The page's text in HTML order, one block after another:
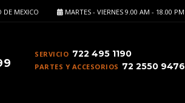
MARTES - VIERNES 9.00 AM - 18.00 PM
DE MEXICO
SERVICIO 722 495 1190
PARTES Y ACCESORIOS 72 2550 9476